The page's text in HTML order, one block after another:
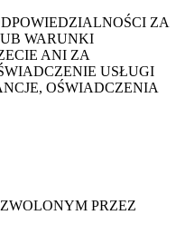
ZA
WARUNKI
ANI ZA
USŁUGI
OŚWIADCZENIA
PRZEZ